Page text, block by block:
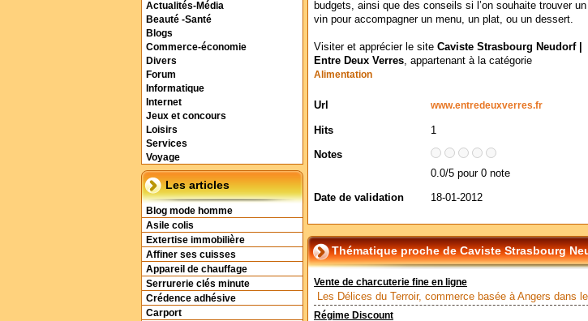
Actualités-Média
Beauté -Santé
Blogs
Commerce-économie
Divers
Forum
Informatique
Internet
Jeux et concours
Loisirs
Services
Voyage
Les articles
Blog mode homme
Asile colis
Extertise immobilière
Affiner ses cuisses
Appareil de chauffage
Serrurerie clés minute
Crédence adhésive
Carport
budgets, ainsi que des conseils si l’on souhaite trouver un
vin pour accompagner un menu, un plat, ou un dessert.
Visiter et apprécier le site Caviste Strasbourg Neudorf |
Entre Deux Verres, appartenant à la catégorie
Alimentation
Url www.entredeuxverres.fr
Hits
1
Notes
0.0/5 pour 0 note
Date de validation
18-01-2012
Thématique proche de Caviste Strasbourg
Vente de charcuterie fine en ligne
Les Délices du Terroir, commerce basée à Angers dans
Régime Discount